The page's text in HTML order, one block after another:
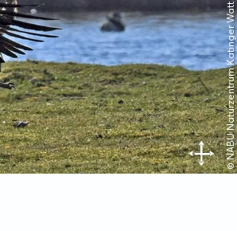
© NABU Naturzentrum Katinger Watt